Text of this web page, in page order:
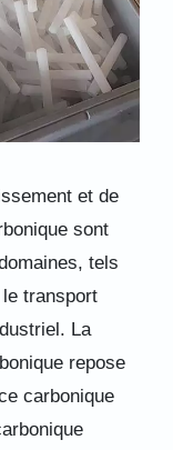
et de
sont
tels
transport
La
repose
carbonique